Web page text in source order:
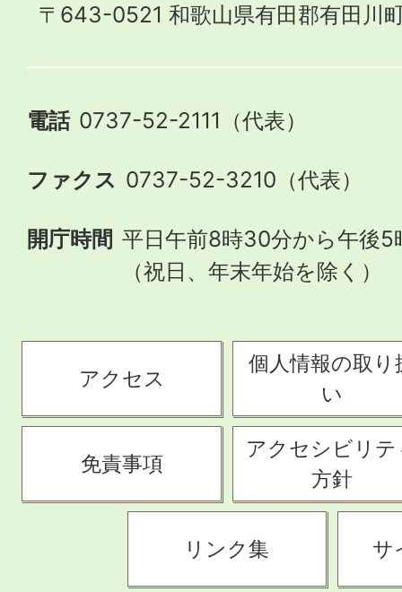
〒643-0521 和歌山県有田郡有田川
電話 0737-52-2111（代表）
ファクス 0737-52-3210（代表）
開庁時間 平日午前8時30分から午後5
（祝日、年末年始を除く）
アクセス
個人情報の取り
い
免責事項
アクセシビリテ
方針
リンク集 サ